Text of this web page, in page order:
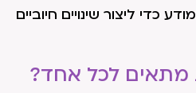
כדי ליצור שינויים חיוביים
מתאים לכל אחד?